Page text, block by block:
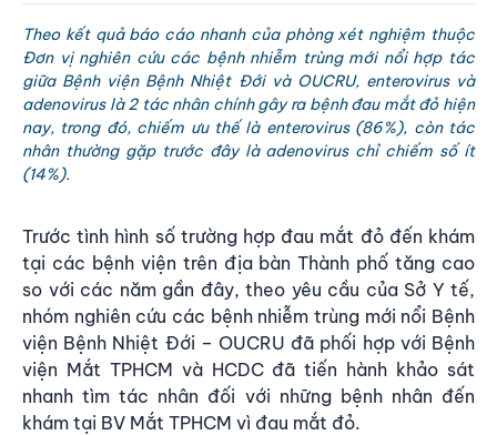
Theo kết quả báo cáo nhanh của phòng xét nghiệm thuộc
Đơn vị nghiên cứu các bệnh nhiễm trùng mới nổi hợp tác
giữa Bệnh viện Bệnh Nhiệt Đới và OUCRU, enterovirus và
adenovirus là 2 tác nhân chính gây ra bệnh đau mắt đỏ hiện
nay, trong đó, chiếm ưu thế là enterovirus (86%), còn tác
nhân thường gặp trước đây là adenovirus chỉ chiếm số ít
(14%).
Trước tình hình số trường hợp đau mắt đỏ đến khám
tại các bệnh viện trên địa bàn Thành phố tăng cao
so với các năm gần đây, theo yêu cầu của Sở Y tế,
nhóm nghiên cứu các bệnh nhiễm trùng mới nổi Bệnh
viện Bệnh Nhiệt Đới – OUCRU đã phối hợp với Bệnh
viện Mắt TPHCM và HCDC đã tiến hành khảo sát
nhanh tìm tác nhân đối với những bệnh nhân đến
khám tại BV Mắt TPHCM vì đau mắt đỏ.